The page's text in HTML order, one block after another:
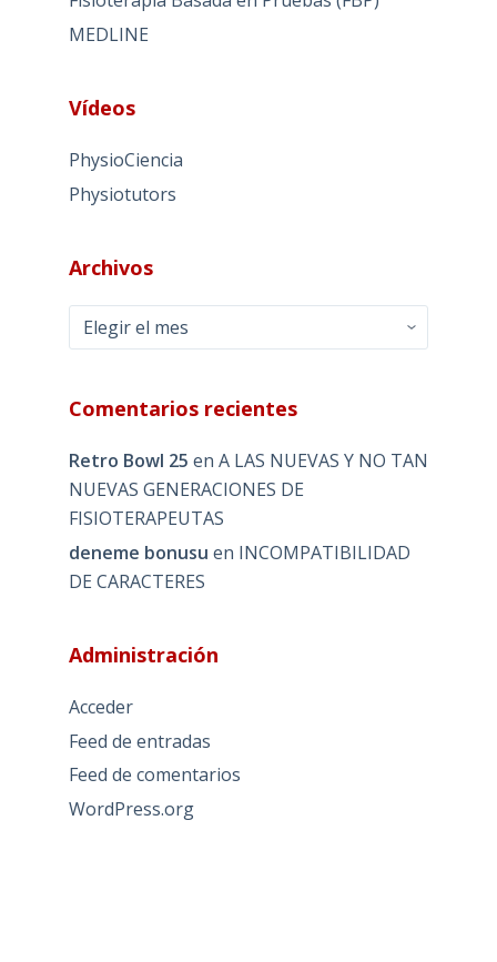
MEDLINE
Vídeos
PhysioCiencia
Physiotutors
Archivos
Archivos
Comentarios recientes
Retro Bowl 25 en A LAS NUEVAS Y NO TAN
NUEVAS GENERACIONES DE
FISIOTERAPEUTAS
deneme bonusu en INCOMPATIBILIDAD
DE CARACTERES
Administración
Acceder
Feed de entradas
Feed de comentarios
WordPress.org